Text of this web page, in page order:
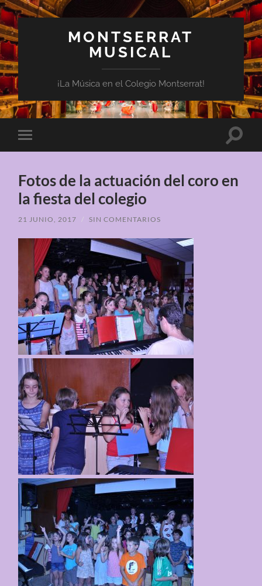
MONTSERRAT
MUSICAL
¡La Música en el Colegio Montserrat!
Alternar
el
Fotos de la actuación del coro en
la fiesta del colegio
21 JUNIO, 2017 / SIN COMENTARIOS